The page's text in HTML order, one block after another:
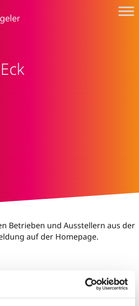
am
Betrieben und Ausstellern aus der
auf der Homepage.